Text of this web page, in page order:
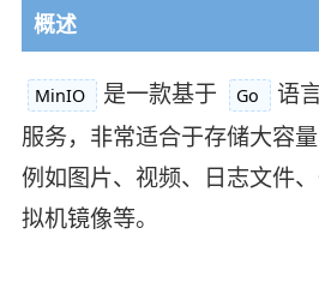
概述
MinIO 是一款基于 Go
语
服务，非常适合于存储大容量
例如图片、视频、日志文件
拟机镜像等。